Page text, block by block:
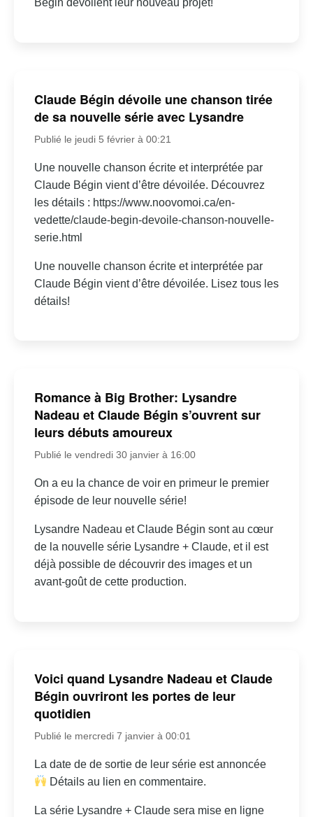
Bégin dévoilent leur nouveau projet!
Claude Bégin dévoile une chanson tirée
de sa nouvelle série avec Lysandre
Publié le jeudi 5 février à 00:21
Une nouvelle chanson écrite et interprétée par
Claude Bégin vient d’être dévoilée. Découvrez
les détails : https://www.noovomoi.ca/en-
vedette/claude-begin-devoile-chanson-nouvelle-
serie.html
Une nouvelle chanson écrite et interprétée par
Claude Bégin vient d’être dévoilée. Lisez tous les
détails!
Romance à Big Brother: Lysandre
Nadeau et Claude Bégin s’ouvrent sur
leurs débuts amoureux
Publié le vendredi 30 janvier à 16:00
On a eu la chance de voir en primeur le premier
épisode de leur nouvelle série!
Lysandre Nadeau et Claude Bégin sont au cœur
de la nouvelle série Lysandre + Claude, et il est
déjà possible de découvrir des images et un
avant-goût de cette production.
Voici quand Lysandre Nadeau et Claude
Bégin ouvriront les portes de leur
quotidien
Publié le mercredi 7 janvier à 00:01
La date de de sortie de leur série est annoncée
Détails au lien en commentaire.
La série Lysandre + Claude sera mise en ligne